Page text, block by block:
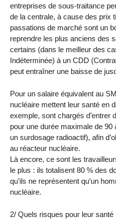
entreprises de sous-traitance
de la centrale, à cause des prix
passations de marché sont un
reprendre les plus anciens des
certains (dans le meilleur des
Indéterminée) à un CDD
peut entraîner une baisse de
Pour un salaire équivalent au
nucléaire mettent leur santé en
exemple, sont chargés d’entrer
pour une durée maximale de 90
un surdosage radioactif), afin
au réacteur nucléaire.
Là encore, ce sont les
le plus : ils totalisent 80 % des
qu’ils ne représentent qu’un
nucléaire.
2/ Quels risques pour leur santé